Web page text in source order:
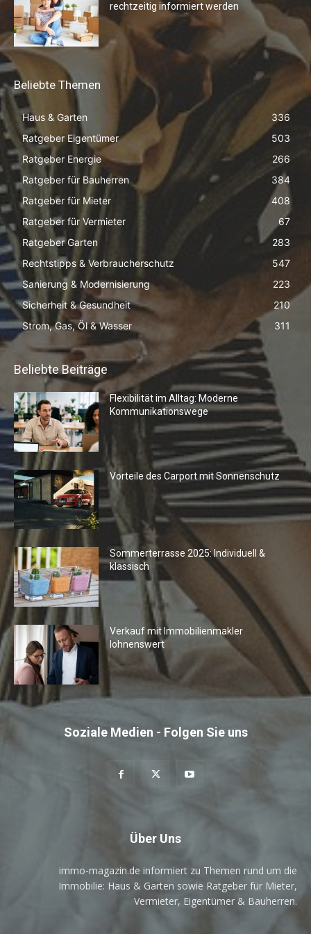
rechtzeitig informiert werden
Beliebte Themen
Haus & Garten
336
Ratgeber Eigentümer
503
Ratgeber Energie
266
Ratgeber für Bauherren
384
Ratgeber für Mieter
408
Ratgeber für Vermieter
67
Ratgeber Garten
283
Rechtstipps & Verbraucherschutz
547
Sanierung & Modernisierung
223
Sicherheit & Gesundheit
210
Strom, Gas, Öl & Wasser
311
Beliebte Beiträge
Flexibilität im Alltag: Moderne
Kommunikationswege
Vorteile des Carport mit Sonnenschutz
Sommerterrasse 2025: Individuell &
klassisch
Verkauf mit Immobilienmakler
lohnenswert
Soziale Medien - Folgen Sie uns
Über Uns
immo-magazin.de informiert zu Themen rund um die
Immobilie: Haus & Garten sowie Ratgeber für Mieter,
Vermieter, Eigentümer & Bauherren.